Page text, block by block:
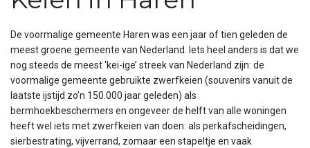
De voormalige gemeente Haren was een jaar of tien geleden de
meest groene gemeente van Nederland. Iets heel anders is dat we
nog steeds de meest ‘kei-ige’ streek van Nederland zijn: de
voormalige gemeente gebruikte zwerfkeien (souvenirs vanuit de
laatste ijstijd zo’n 150.000 jaar geleden) als
bermhoekbeschermers en ongeveer de helft van alle woningen
heeft wel iets met zwerfkeien van doen: als perkafscheidingen,
sierbestrating, vijverrand, zomaar een stapeltje en vaak